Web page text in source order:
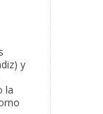
y
la